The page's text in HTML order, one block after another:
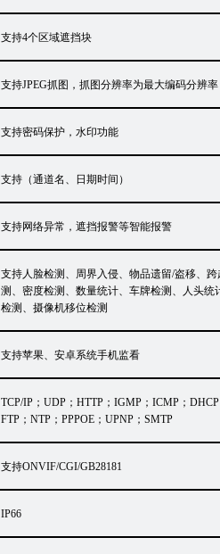
支持4个区域遮挡块
支持JPEG抓图，抓图分辨率为最大编码分辨率
支持密码保护，水印功能
支持（通道名、日期时间）
支持网络异常，遮挡报警等智能报警
支持人脸检测、周界入侵、物品遗留/盗移、跨
测、密度检测、数量统计、车牌检测、人头统
检测、摄像机移位检测
支持苹果、安卓系统手机监看
TCP/IP ； UDP ； HTTP ；IGMP；ICMP； DHCP
FTP ； NTP ； PPPOE ； UPNP ； SMTP
支持ONVIF/CGI/GB28181
IP66